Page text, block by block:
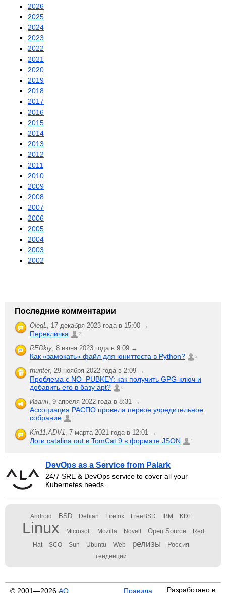
2026
2025
2024
2023
2022
2021
2020
2019
2018
2017
2016
2015
2014
2013
2012
2011
2010
2009
2008
2007
2006
2005
2004
2003
2002
Последние комментарии
OlegL, 17 декабря 2023 года в 15:00 →
Перекличка 21
REDkiy, 8 июня 2023 года в 9:09 →
Как «замокать» файл для юниттеста в Python? 2
fhunter, 29 ноября 2022 года в 2:09 →
Проблема с NO_PUBKEY: как получить GPG-ключ и
добавить его в базу apt?
6
Иванн, 9 апреля 2022 года в 8:31 →
Ассоциация РАСПО провела первое учредительное
собрание
1
Kiri11.ADV1, 7 марта 2021 года в 12:01 →
Логи catalina.out в TomCat 9 в формате JSON 1
DevOps as a Service from Palark
24/7 SRE & DevOps service to cover all your
Kubernetes needs.
Android BSD Debian Firefox FreeBSD IBM KDE
Linux Microsoft Mozilla Novell Open Source Red
Hat SCO Sun Ubuntu Web релизы Россия
тенденции
© 2001—2026 АО Правила Разработано в